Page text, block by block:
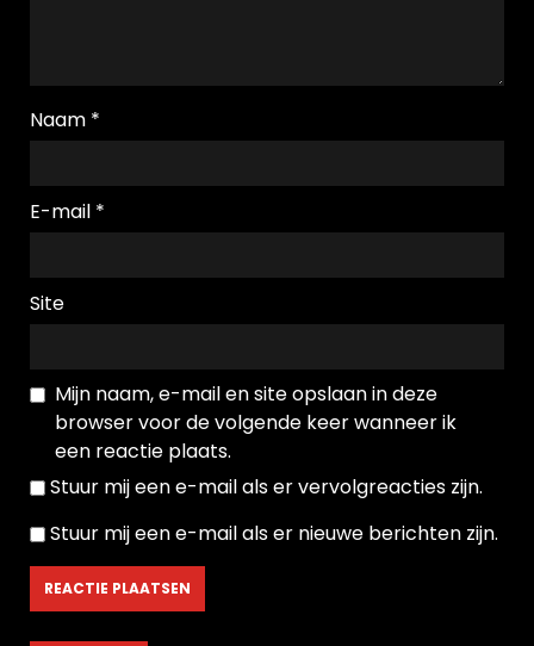
Naam *
E-mail *
Site
Mijn naam, e-mail en site opslaan in deze
browser voor de volgende keer wanneer ik
een reactie plaats.
Stuur mij een e-mail als er vervolgreacties zijn.
Stuur mij een e-mail als er nieuwe berichten zijn.